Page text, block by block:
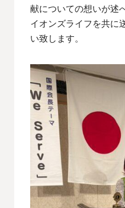
献についての想いが述
イオンズライフを共に
い致します。